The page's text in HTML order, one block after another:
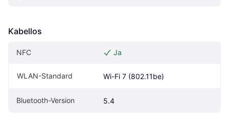
Kabellos
NFC Ja
WLAN-Standard Wi-Fi 7 (802.11be)
Bluetooth-Version 5.4